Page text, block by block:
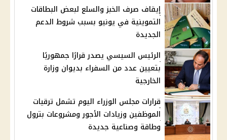
إيقاف صرف الخبز والسلع لبعض البطاقات
التموينية في يونيو بسبب شروط الدعم
الجديدة
الرئيس السيسي يصدر قرارًا جمهوريًا
بتعيين عدد من السفراء بديوان وزارة
الخارجية
قرارات مجلس الوزراء اليوم تشمل ترقيات
الموظفين وزيادات الأجور ومشروعات بترول
وطاقة وصناعية جديدة